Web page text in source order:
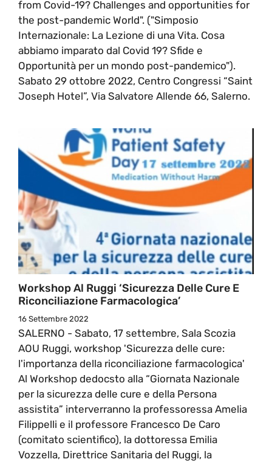
from Covid-19? Challenges and opportunities for
the post-pandemic World". ("Simposio
Internazionale: La Lezione di una Vita. Cosa
abbiamo imparato dal Covid 19? Sfide e
Opportunità per un mondo post-pandemico").
Sabato 29 ottobre 2022, Centro Congressi “Saint
Joseph Hotel”, Via Salvatore Allende 66, Salerno.
Workshop Al Ruggi ‘Sicurezza Delle Cure E
Riconciliazione Farmacologica’
16 Settembre 2022
SALERNO - Sabato, 17 settembre, Sala Scozia
AOU Ruggi, workshop 'Sicurezza delle cure:
l'importanza della riconciliazione farmacologica'
Al Workshop dedocsto alla “Giornata Nazionale
per la sicurezza delle cure e della Persona
assistita” interverranno la professoressa Amelia
Filippelli e il professore Francesco De Caro
(comitato scientifico), la dottoressa Emilia
Vozzella, Direttrice Sanitaria del Ruggi, la